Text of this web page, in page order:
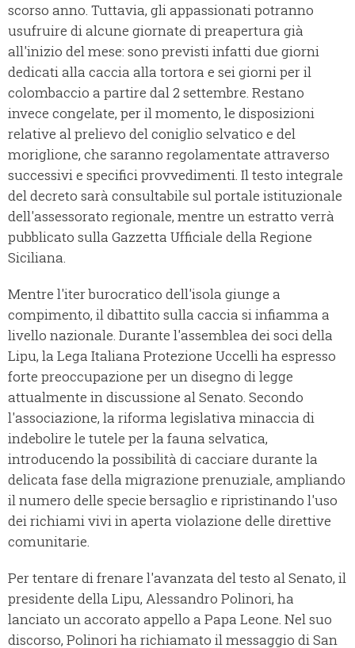
scorso anno. Tuttavia, gli appassionati potranno
usufruire di alcune giornate di preapertura già
all'inizio del mese: sono previsti infatti due giorni
dedicati alla caccia alla tortora e sei giorni per il
colombaccio a partire dal 2 settembre. Restano
invece congelate, per il momento, le disposizioni
relative al prelievo del coniglio selvatico e del
moriglione, che saranno regolamentate attraverso
successivi e specifici provvedimenti. Il testo integrale
del decreto sarà consultabile sul portale istituzionale
dell'assessorato regionale, mentre un estratto verrà
pubblicato sulla Gazzetta Ufficiale della Regione
Siciliana.
Mentre l'iter burocratico dell'isola giunge a
compimento, il dibattito sulla caccia si infiamma a
livello nazionale. Durante l'assemblea dei soci della
Lipu, la Lega Italiana Protezione Uccelli ha espresso
forte preoccupazione per un disegno di legge
attualmente in discussione al Senato. Secondo
l'associazione, la riforma legislativa minaccia di
indebolire le tutele per la fauna selvatica,
introducendo la possibilità di cacciare durante la
delicata fase della migrazione prenuziale, ampliando
il numero delle specie bersaglio e ripristinando l'uso
dei richiami vivi in aperta violazione delle direttive
comunitarie.
Per tentare di frenare l'avanzata del testo al Senato, il
presidente della Lipu, Alessandro Polinori, ha
lanciato un accorato appello a Papa Leone. Nel suo
discorso, Polinori ha richiamato il messaggio di San